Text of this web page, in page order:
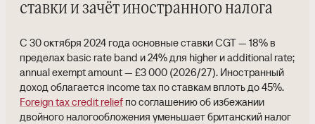
ставки и зачёт иностранного налога
С 30 октября 2024 года основные ставки CGT — 18% в
пределах basic rate band и 24% для higher и additional rate;
annual exempt amount — £3 000 (2026/27). Иностранный
доход облагается income tax по ставкам вплоть до 45%.
Foreign tax credit relief по соглашению об избежании
двойного налогообложения уменьшает британский налог